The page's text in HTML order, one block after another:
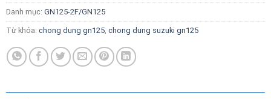
Danh mục: GN125-2F/GN125
Từ khóa: chong dung gn125, chong dung suzuki gn125